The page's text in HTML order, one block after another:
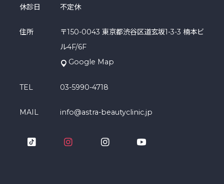
休診日 不定休
住所
〒150-0043 東京都渋谷区道玄坂1-3-3 楠本ビ
ル4F/6F
Google Map
TEL 03-5990-4718
MAIL info@astra-beautyclinic.jp